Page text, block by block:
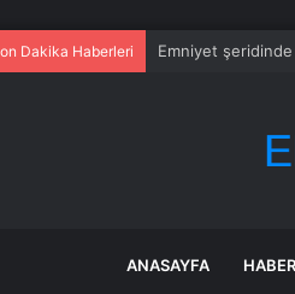
Dakika Haberleri Emniyet
ANASAYFA HABER